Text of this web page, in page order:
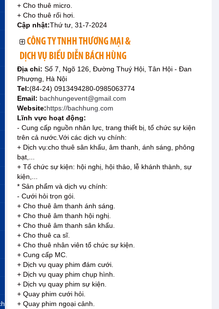
+ Cho thuê micro.
+ Cho thuê rối hơi.
Cập nhật:Thứ tư, 31-7-2024
CÔNG TY TNHH THƯƠNG MẠI &
DỊCH VỤ BIỂU DIỄN BÁCH HÙNG
Địa chỉ: Số 7, Ngõ 126, Đường Thuý Hội, Tân Hội - Đan
Phượng, Hà Nội
Tel:(84-24) 0913494280-0985063774
Email: bachhungevent@gmail.com
Website:https://bachhung.com
Lĩnh vực hoạt động:
- Cung cấp nguồn nhân lực, trang thiết bị, tổ chức sự kiện
trên cả nước.Với các dịch vụ chính:
+ Dịch vụ:cho thuê sân khấu, âm thanh, ánh sáng, phông
bạt,...
+ Tổ chức sự kiện: hội nghị, hội thảo, lễ khánh thành, sự
kiện,...
* Sản phẩm và dịch vụ chính:
- Cưới hỏi trọn gói.
+ Cho thuê âm thanh ánh sáng.
+ Cho thuê âm thanh hội nghị.
+ Cho thuê âm thanh sân khấu.
+ Cho thuê ca sĩ.
+ Cho thuê nhân viên tổ chức sự kiện.
+ Cung cấp MC.
+ Dịch vụ quay phim đám cưới.
+ Dịch vụ quay phim chụp hình.
+ Dịch vụ quay phim sự kiện.
+ Quay phim cưới hỏi.
+ Quay phim ngoại cảnh.